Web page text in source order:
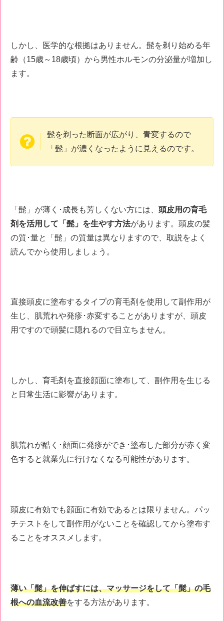
しかし、医学的な根拠はありません。髭を剃り始める年
齢（15歳～18歳頃）から男性ホルモンの分泌量が増加し
ます。
髭を剃った断面が広がり、青変するので
「髭」が濃くなったように見えるのです。
「髭」が薄く･成長も芳しくない方には、 頭皮用の育毛
剤を活用して「髭」を生やす方法があります。頭皮の髪
の質･量と「髭」の質量は異なりますので、取説をよく
読んでから使用しましょう。
直接頭皮に塗布するタイプの育毛剤を使用して副作用が
生じ、肌荒れや発疹･赤変することがありますが、頭皮
用ですので頭髪に隠れるので目立ちません。
しかし、育毛剤を直接顔面に塗布して、副作用を生じる
と日常生活に影響があります。
肌荒れが酷く･顔面に発疹ができ･塗布した部分が赤く変
色すると就業先に行けなくなる可能性があります。
頭皮に有効でも顔面に有効であるとは限りません。パッ
チテストをして副作用がないことを確認してから塗布す
ることをオススメします。
薄い「髭」を伸ばすには、マッサージをして「髭」の毛
根への血流改善をする方法があります。